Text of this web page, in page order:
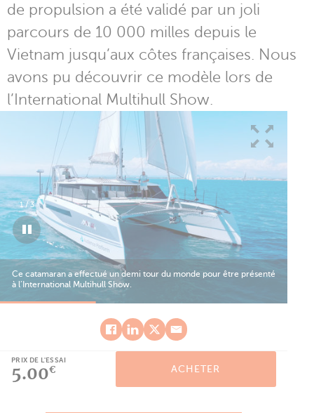
de propulsion a été validé par un joli
parcours de 10 000 milles depuis le
Vietnam jusqu’aux côtes françaises. Nous
avons pu découvrir ce modèle lors de
l’International Multihull Show.
Ce catamaran a effectué un demi tour du monde pour être présenté
à l’International Multihull Show.
1/3
PRIX DE L'ESSAI
5.00€ ACHETER